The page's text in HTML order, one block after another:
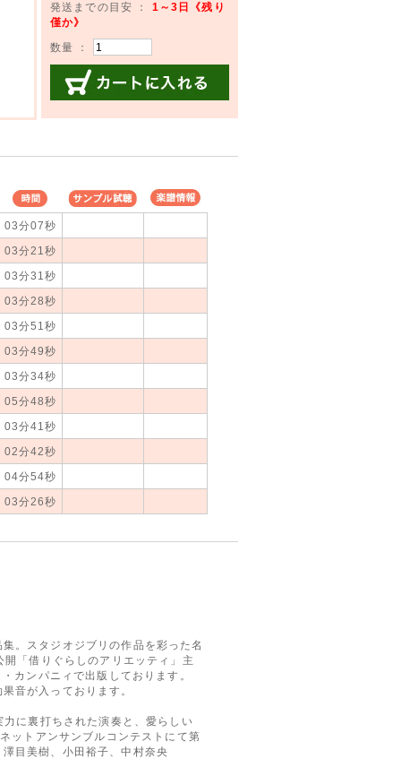
発送までの目安 ： 1～3日《残り
僅か》
数量 ：
時間
サンプル試
楽譜情報
03分07秒
03分21秒
03分31秒
03分28秒
03分51秒
03分49秒
03分34秒
05分48秒
03分41秒
02分42秒
04分54秒
03分26秒
。スタジオジブリの作品を彩った名
「借りぐらしのアリエッティ」主
カンパニィで出版しております。
音が入っております。
に裏打ちされた演奏と、愛らしい
ットアンサンブルコンテストにて第
目美樹、小田裕子、中村奈央